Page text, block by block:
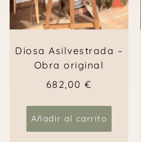
Diosa Asilvestrada –
Obra original
682,00 €
Añadir al carrito